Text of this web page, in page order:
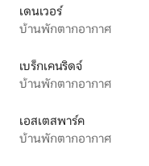
เดนเวอร์
บ้านพักตากอากาศ
เบร็กเคนริดจ์
บ้านพักตากอากาศ
เอสเตสพาร์ค
บ้านพักตากอากาศ